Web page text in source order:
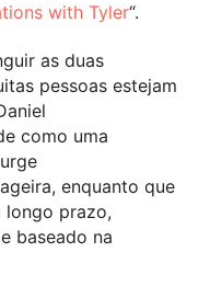
with Tyler“.
as duas
pessoas estejam
como uma
enquanto que
longo prazo,
baseado na